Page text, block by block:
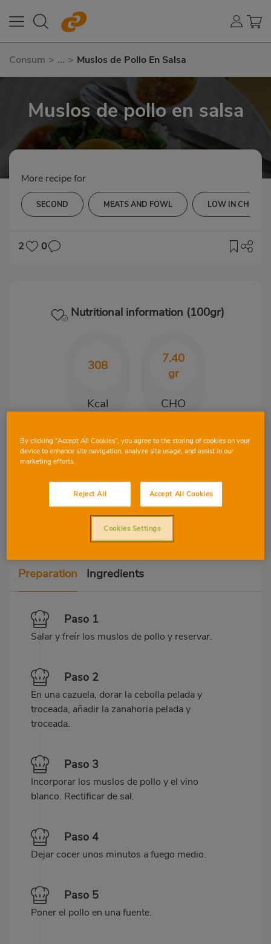
Consum > ... > Muslos de Pollo En Salsa
Muslos de pollo en salsa
More recipe for
SECOND MEATS AND FOWL LOW IN
2 0
Nutritional information (100gr)
308
Kcal
7.40
gr
CHO
20.60
Protein
19.50
Fat
Preparation Ingredients
Paso 1
Salar y freír los muslos de pollo y reservar.
Paso 2
En una cazuela, dorar la cebolla pelada y
troceada, añadir la zanahoria pelada y
troceada.
Paso 3
Incorporar los muslos de pollo y el vino
blanco. Rectificar de sal.
Paso 4
Dejar cocer unos minutos a fuego medio.
Paso 5
Poner el pollo en una fuente.
By clicking “Accept All Cookies”, you agree to the storing of cookies on your
device to enhance site navigation, analyze site usage, and assist in our
marketing efforts.
Reject All Accept All Cookies
Cookies Settings